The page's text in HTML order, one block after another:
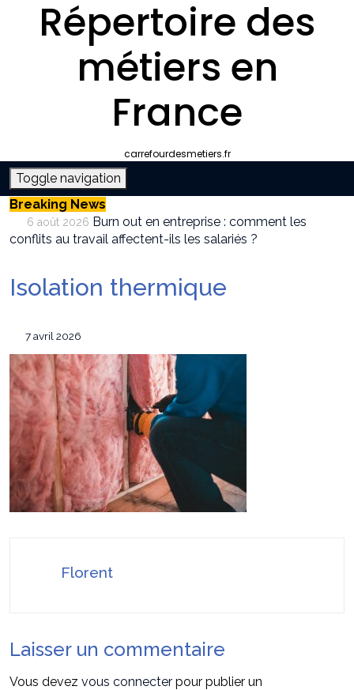
Répertoire des
métiers en
France
carrefourdesmetiers.fr
Toggle navigation
Breaking News
6 août 2026 Burn out en entreprise : comment les
conflits au travail affectent-ils les salariés ?
30 juillet 2026
Quelle plateforme freelance choisir pour
pour apparaître dans les moteurs IA
22 juillet 2026
Stratégies invisibles pour conquérir votre
marché
7 août 2026 Faire valoir ses droits à la MDPH pour perte
d’autonomie ou handicap : le guide simple et pratique
Isolation thermique
7 avril 2026
Florent
Laisser un commentaire
Vous devez vous connecter pour publier un